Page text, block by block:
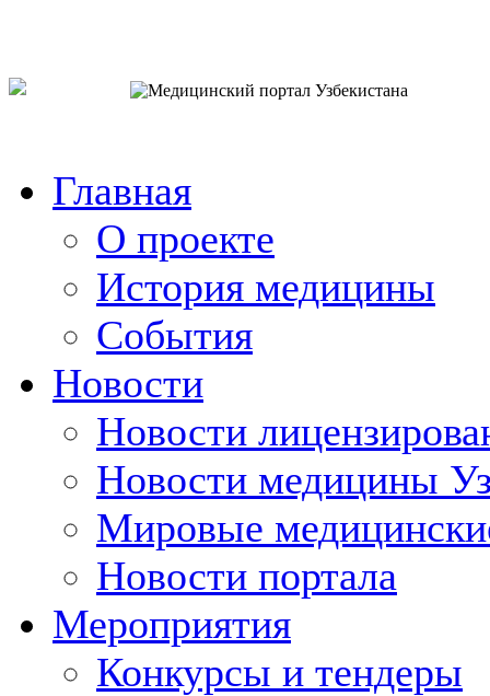
Главная
О проекте
История медицины
События
Новости
Новости
Новости медицины
Мировые
Новости портала
Мероприятия
Конкурсы и тендеры